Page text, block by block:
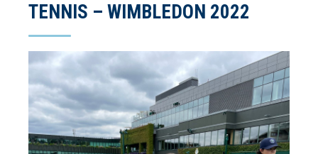
TENNIS – WIMBLEDON 2022